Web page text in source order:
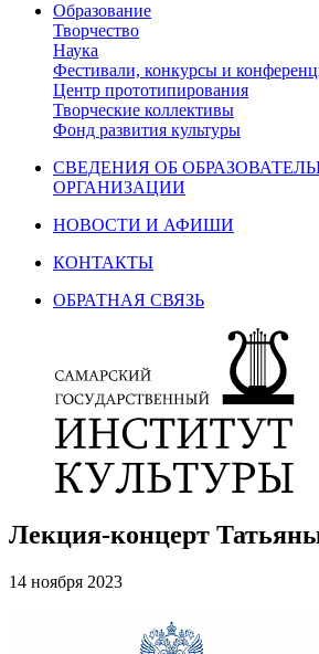
Образование
Творчество
Наука
Фестивали, конкурсы и
Центр прототипирования
Творческие коллективы
Фонд развития культуры
СВЕДЕНИЯ ОБ
ОРГАНИЗАЦИИ
НОВОСТИ И АФИШИ
КОНТАКТЫ
ОБРАТНАЯ СВЯЗЬ
Лекция-концерт
14 ноября 2023